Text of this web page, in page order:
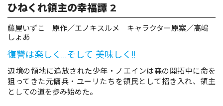
コミッククリエ
リキューレ
ひねくれ領主の幸福譚 2
藤屋いずこ 原作／エノキスルメ キャラクター原案／高嶋
しょあ
復讐は楽しく…そして 美味しく!!
辺境の領地に追放された少年・ノエインは森の開拓中に命を
狙ってきた元傭兵・ユーリたちを領民として招き入れ、領主
としての道を歩み始めた。